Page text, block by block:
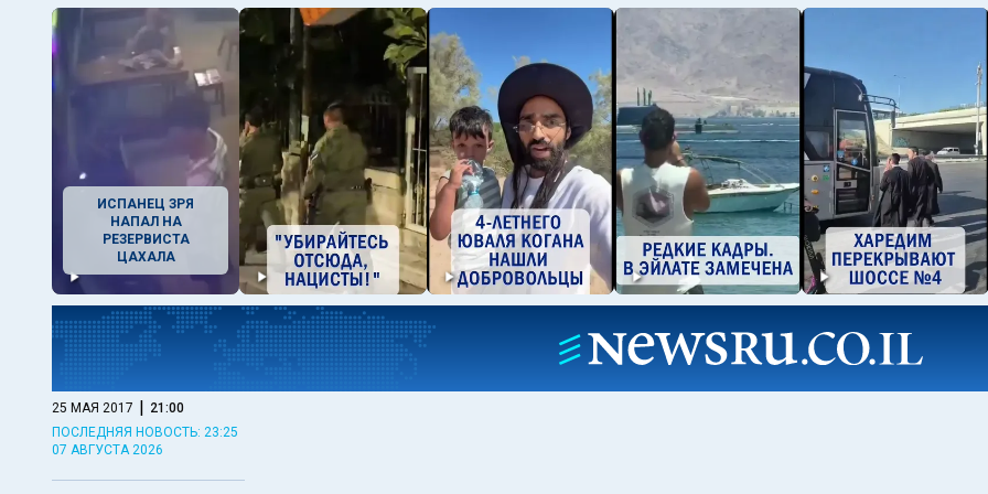
ИСПАНЕЦ ЗРЯ
НАПАЛ НА
РЕЗЕРВИСТА
ЦАХАЛА
25 МАЯ 2017 | 21:00
ПОСЛЕДНЯЯ НОВОСТЬ: 23:25
07 АВГУСТА 2026